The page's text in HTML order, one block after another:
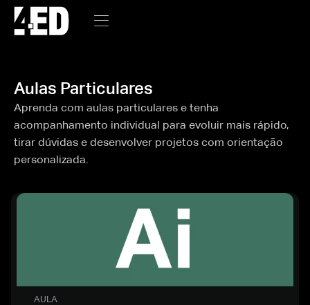
Aulas Particulares
Aprenda com aulas particulares e tenha
acompanhamento individual para evoluir mais rápido,
tirar dúvidas e desenvolver projetos com orientação
personalizada.
AULA